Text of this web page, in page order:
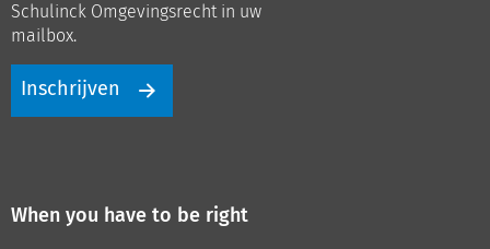
Schulinck Omgevingsrecht in uw
mailbox.
Inschrijven
When you have to be right